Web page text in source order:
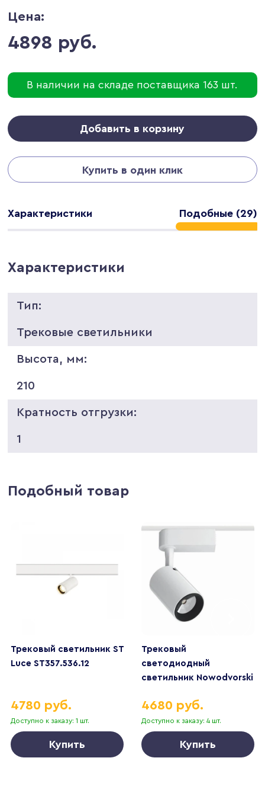
Цена:
4898 руб.
В наличии на складе поставщика 163 шт.
Добавить в корзину
Купить в один клик
Характеристики Подобные (29)
Характеристики
Тип:
Трековые светильники
Высота, мм:
210
Кратность отгрузки:
1
Подобный товар
Трековый светильник ST
Luce ST357.536.12
Доступно к заказу: 1 шт.
4780 руб.
Купить
Трековый
светодиодный
светильник Nowodvorski
Доступно к заказу: 4 шт.
4680 руб.
Купить